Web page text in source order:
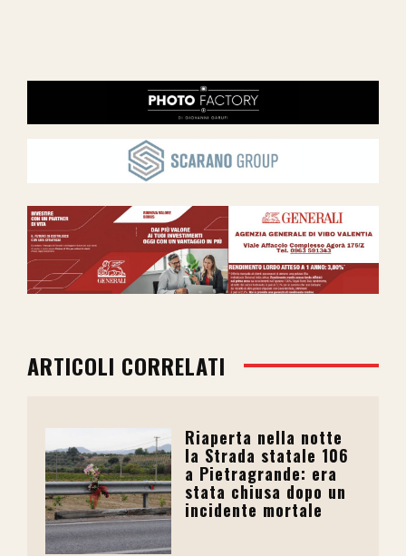
ARTICOLI CORRELATI
Riaperta nella notte
la Strada statale 106
a Pietragrande: era
stata chiusa dopo un
incidente mortale